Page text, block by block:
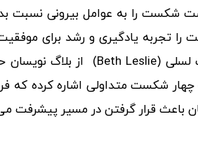
شکست را به عوامل بیرونی نسبت
تجربه یادگیری و رشد برای
لسلی (Beth Leslie) از بلاگ
چهار شکست متداولی اشاره کرده که
باعث قرار گرفتن در مسیر پیشرفت